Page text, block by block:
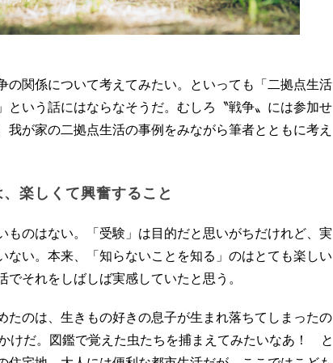
関係について考えてみたい。といっても「二拠点生活
という話にはならなそうだ。むしろ〝戦争〟には参加せ
我が家の二拠点生活の事例をみながら筆者とともに考え
楽しくて興奮すること
のはない。「受験」は目的だと思いがちだけれど、実
ない。本来、「知らないことを知る」のはとても楽しい
それをしばしば実感していたと思う。
のは、生きもの好きの息子が生まれ落ちてしまったの
けだ。図鑑で覚えた虫たちを捕まえてみたいなあ！ と